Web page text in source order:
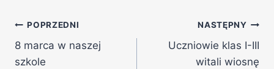
POPRZEDNI
8 marca w naszej
szkole
NASTĘPNY
Uczniowie klas I-III
witali wiosnę